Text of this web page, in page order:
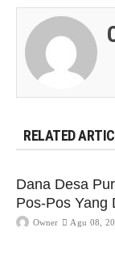
RELATED
Dana Desa
Pos-Pos Yang
Owner Agu 08,